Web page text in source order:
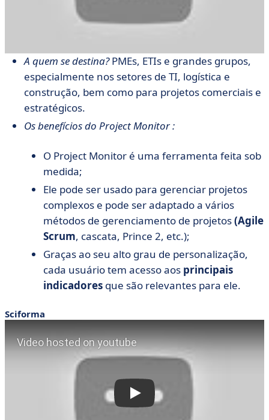
A quem se destina?PMEs, ETIs e grandes grupos,
especialmente nos setores de TI, logística e
construção, bem como para projetos comerciais e
estratégicos.
Os benefícios do Project Monitor :
O Project Monitor é uma ferramenta feita sob
medida;
Ele pode ser usado para gerenciar projetos
complexos e pode ser adaptado a vários
métodos de gerenciamento de projetos(Agile
Scrum, cascata, Prince 2, etc.);
Graças ao seu alto grau de personalização,
cada usuário tem acesso aos principais
indicadores que são relevantes para ele.
Sciforma